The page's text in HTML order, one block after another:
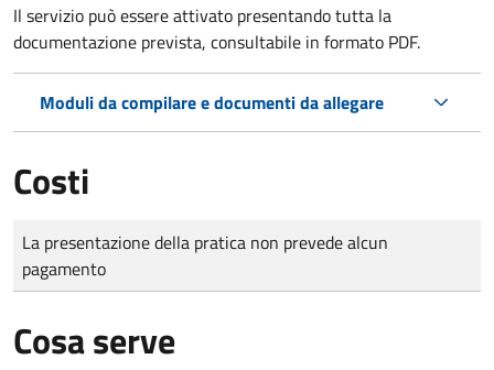
Il servizio può essere attivato presentando tutta la
documentazione prevista, consultabile in formato PDF.
Moduli da compilare e documenti da allegare
Costi
Tipo di pagamento
Importo
La presentazione della pratica non prevede alcun
pagamento
Cosa serve